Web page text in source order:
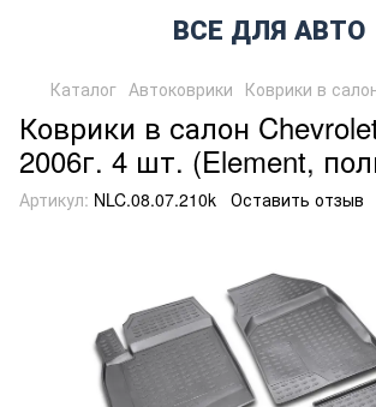
ВСЕ ДЛЯ АВТО
Каталог Автоковрики Коврики в
Коврики в салон
2006г. 4 шт. (Element,
Артикул: NLC.08.07.210k Оставить отзыв